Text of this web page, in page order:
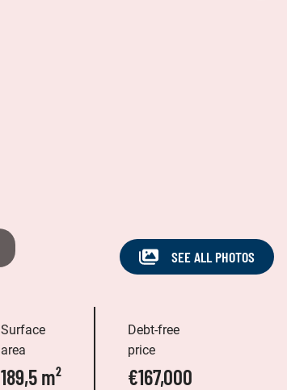
SEE ALL PHOTOS
Surface
area
189,5 m²
Debt-free
price
€167,000